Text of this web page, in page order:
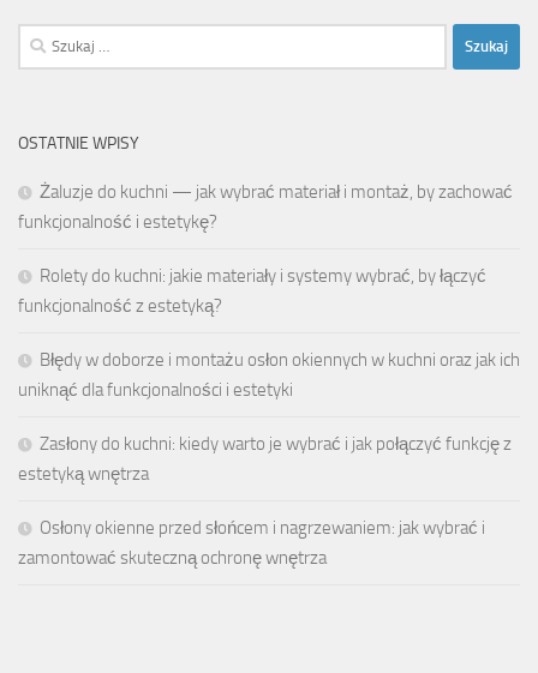
Szukaj:
OSTATNIE WPISY
Żaluzje do kuchni — jak wybrać materiał i montaż, by zachować
funkcjonalność i estetykę?
Rolety do kuchni: jakie materiały i systemy wybrać, by łączyć
funkcjonalność z estetyką?
Błędy w doborze i montażu osłon okiennych w kuchni oraz jak ich
uniknąć dla funkcjonalności i estetyki
Zasłony do kuchni: kiedy warto je wybrać i jak połączyć funkcję z
estetyką wnętrza
Osłony okienne przed słońcem i nagrzewaniem: jak wybrać i
zamontować skuteczną ochronę wnętrza